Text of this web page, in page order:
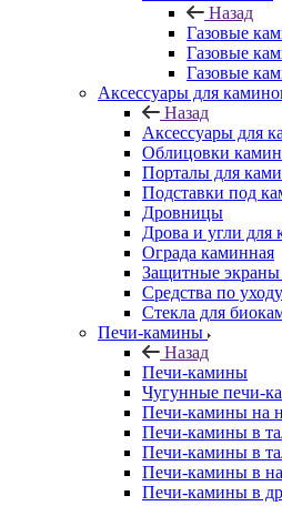
Назад
Газовые
Газовые
Газовые
Аксессуары для
Назад
Аксессуары для
Облицовки
Порталы для
Подставки под
Дровницы
Дрова и угли для
Ограда каминная
Защитные экраны
Средства по
Стекла для
Печи-камины
Назад
Печи-камины
Чугунные печи-
Печи-камины на
Печи-камины в
Печи-камины в
Печи-камины в
Печи-камины в